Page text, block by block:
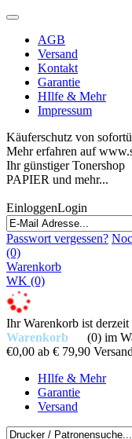
AGB
Versand
Kontakt
Garantie
HIlfe & Mehr
Impressum
Käuferschutz von
Mehr erfahren auf
Ihr günstiger Tonershop
PAPIER und mehr...
EinloggenLogin
Passwort vergessen?
(0)
Warenkorb
WK (0)
Ihr Warenkorb ist derzeit
Warenkorb
(0) im
€0,00 ab € 79,90
HIlfe & Mehr
Garantie
Versand